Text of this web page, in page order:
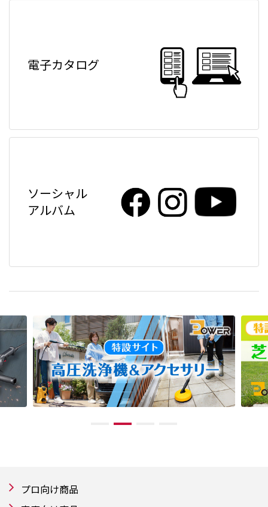
電子カタログ
ソーシャル
アルバム
プロ向け商品